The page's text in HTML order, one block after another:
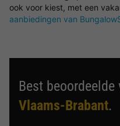
ook voor kiest, met een
aanbiedingen van
Best
Vlaams-Brabant.